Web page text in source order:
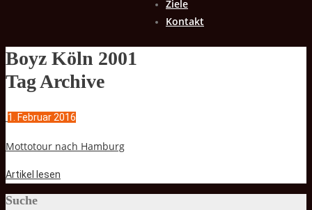
Ziele
Kontakt
Boyz Köln 2001
Tag Archive
1. Februar 2016
Mottotour nach Hamburg
Artikel lesen
Suche